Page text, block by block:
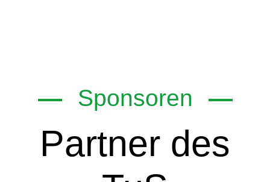
Sponsoren
Partner des